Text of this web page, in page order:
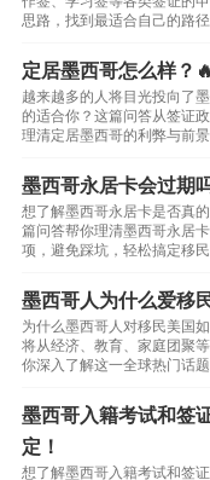
思路，找到最适合自己的路径
定居墨西哥怎么样？
越来越多的人将目光投向了
的适合你？这篇问答从签证
理清定居墨西哥的利弊与前景
墨西哥永居卡会过期
想了解墨西哥永居卡是否真
篇问答帮你理清墨西哥永居
项，避免踩坑，轻松搞定移民
墨西哥人为什么爱移
为什么墨西哥人对移民美国
将从经济、教育、家庭团聚
你深入了解这一全球热门话题
墨西哥入籍考试和签
定！
想了解墨西哥入籍考试和签